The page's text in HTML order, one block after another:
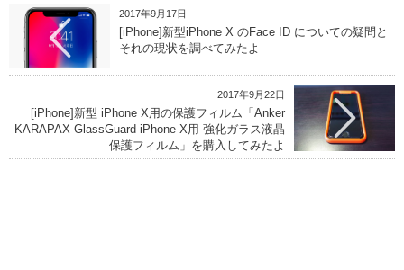
2017年9月17日
[iPhone]新型iPhone X のFace ID についての疑問と
それの現状を調べてみたよ
2017年9月22日
[iPhone]新型 iPhone X用の保護フィルム「Anker
KARAPAX GlassGuard iPhone X用 強化ガラス液晶
保護フィルム」を購入してみたよ